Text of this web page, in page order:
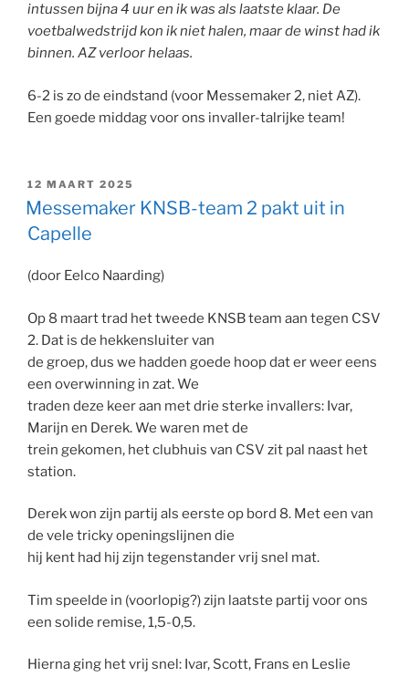
intussen bijna 4 uur en ik was als laatste klaar. De
voetbalwedstrijd kon ik niet halen, maar de winst had ik
binnen. AZ verloor helaas.
6-2 is zo de eindstand (voor Messemaker 2, niet AZ).
Een goede middag voor ons invaller-talrijke team!
GEPLAATST
OP
12 MAART 2025
Messemaker KNSB-team 2 pakt uit in
Capelle
(door Eelco Naarding)
Op 8 maart trad het tweede KNSB team aan tegen CSV
2. Dat is de hekkensluiter van
de groep, dus we hadden goede hoop dat er weer eens
een overwinning in zat. We
traden deze keer aan met drie sterke invallers: Ivar,
Marijn en Derek. We waren met de
trein gekomen, het clubhuis van CSV zit pal naast het
station.
Derek won zijn partij als eerste op bord 8. Met een van
de vele tricky openingslijnen die
hij kent had hij zijn tegenstander vrij snel mat.
Tim speelde in (voorlopig?) zijn laatste partij voor ons
een solide remise, 1,5-0,5.
Hierna ging het vrij snel: Ivar, Scott, Frans en Leslie